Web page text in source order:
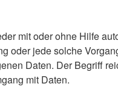
mit oder ohne Hilfe
oder jede solche
Daten. Der Begriff
mit Daten.